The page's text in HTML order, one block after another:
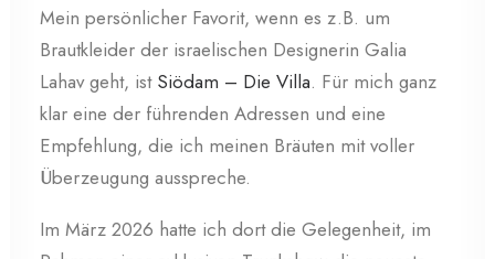
Mein persönlicher Favorit, wenn es z.B. um
Brautkleider der israelischen Designerin Galia
Lahav geht, ist Siödam – Die Villa. Für mich ganz
klar eine der führenden Adressen und eine
Empfehlung, die ich meinen Bräuten mit voller
Überzeugung ausspreche.
Im März 2026 hatte ich dort die Gelegenheit, im